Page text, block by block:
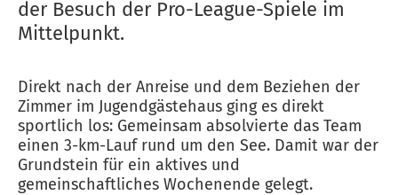
der Besuch der Pro-League-Spiele im
Mittelpunkt.
Direkt nach der Anreise und dem Beziehen der
Zimmer im Jugendgästehaus ging es direkt
sportlich los: Gemeinsam absolvierte das Team
einen 3-km-Lauf rund um den See. Damit war der
Grundstein für ein aktives und
gemeinschaftliches Wochenende gelegt.